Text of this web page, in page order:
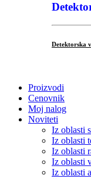
Detektorska
Proizvodi
Cenovnik
Moj nalog
Noviteti
Iz oblasti
Iz oblasti
Iz oblasti
Iz oblasti
Iz oblasti